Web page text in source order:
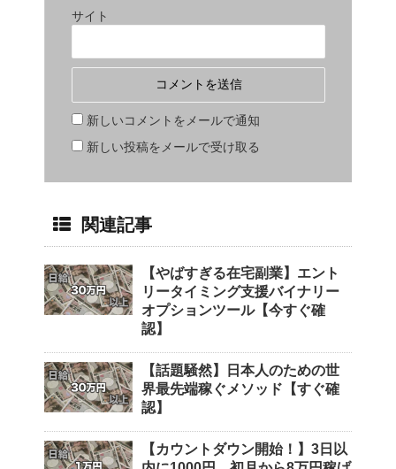
サイト
新しいコメントをメールで通知
新しい投稿をメールで受け取る
関連記事
【やばすぎる在宅副業】エント
リータイミング支援バイナリー
オプションツール【今すぐ確
認】
【話題騒然】日本人のための世
界最先端稼ぐメソッド【すぐ確
認】
【カウントダウン開始！】3日以